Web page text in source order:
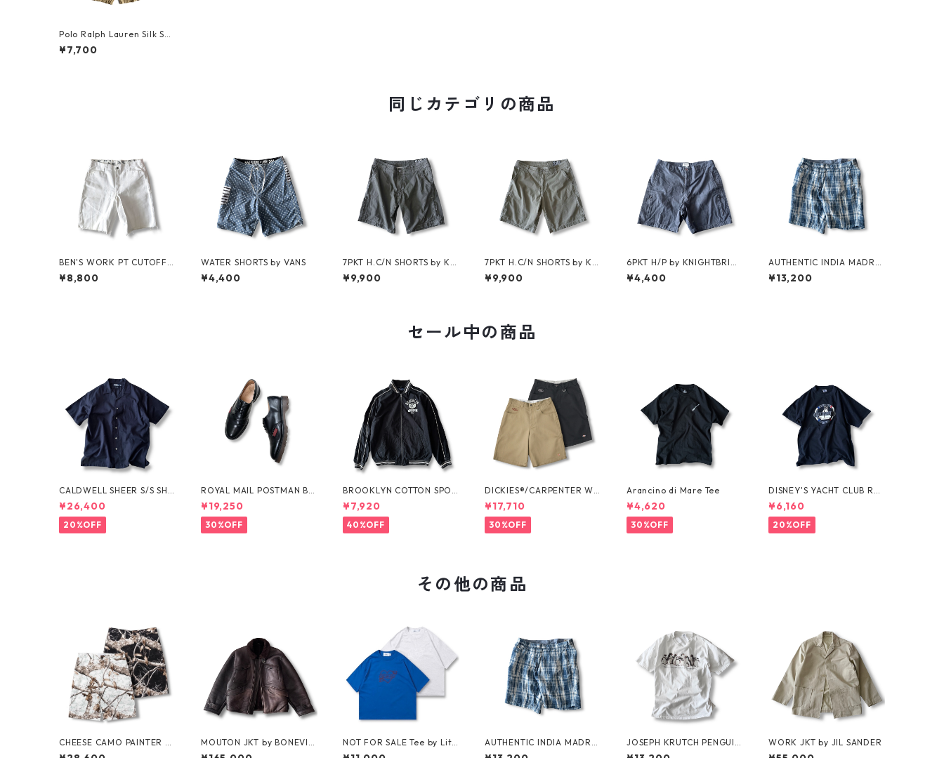
Polo Ralph Lauren Silk Sho
rts
¥7,700
同じカテゴリの商品
BEN'S WORK PT CUTOFF b
y Ben Davis
¥8,800
WATER SHORTS by VANS
¥4,400
7PKT H.C/N SHORTS by KÜ
HL
¥9,900
7PKT H.C/N SHORTS by KÜ
HL
¥9,900
6PKT H/P by KNIGHTBRID
GE
¥4,400
AUTHENTIC INDIA MADRA
S SHORTS by Polo Ralph La
uren
¥13,200
セール中の商品
CALDWELL SHEER S/S SHI
RT by Polo Ralph Lauren
¥26,400
20%OFF
ROYAL MAIL POSTMAN BO
OTS by Dr.MARTENS
¥19,250
30%OFF
BROOKLYN COTTON SPOR
T JKT by Polo Ralph Laure
n
¥7,920
40%OFF
DICKIES®/CARPENTER WI
DE SHORTS -SEDAN ALL-P
URPOSE-
¥17,710
30%OFF
Arancino di Mare Tee
¥4,620
30%OFF
DISNEY'S YACHT CLUB RES
ORT Tee
¥6,160
20%OFF
その他の商品
CHEESE CAMO PAINTER S
HORTS by Little Yarmouth
MOUTON JKT by BONEVIL
LE
NOT FOR SALE Tee by Littl
e Yarmouth
AUTHENTIC INDIA MADRA
S SHORTS by Polo Ralph La
JOSEPH KRUTCH PENGUIN
Tee by Jim Morris
WORK JKT by JIL SANDER